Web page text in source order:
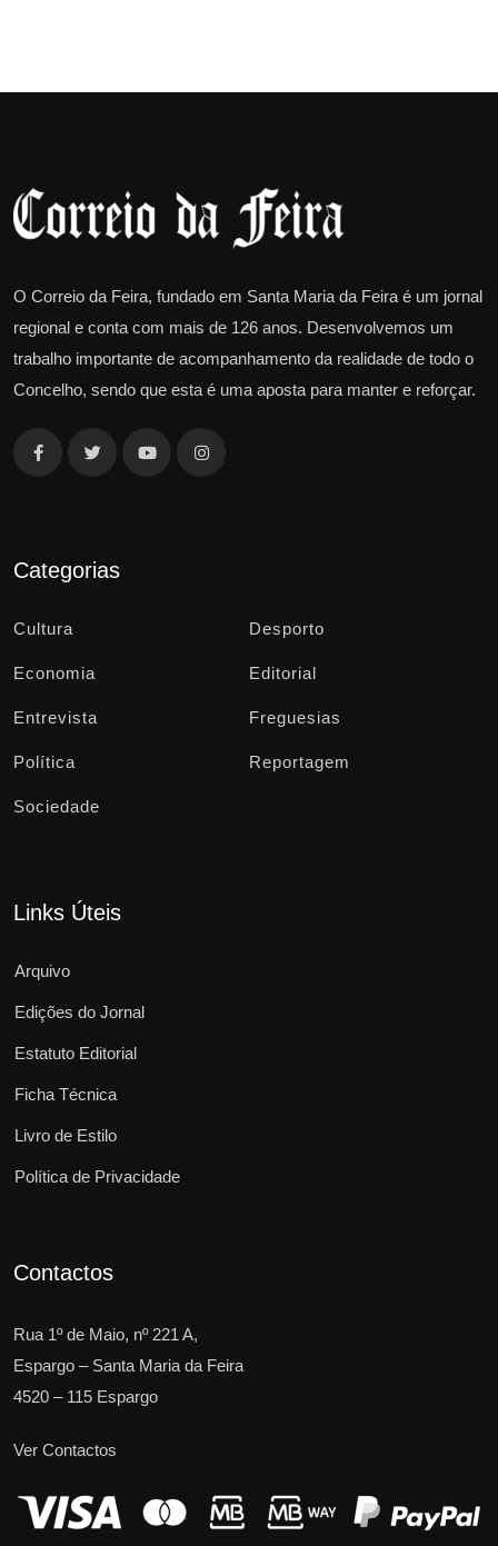
O Correio da Feira, fundado em Santa Maria da Feira é um jornal
regional e conta com mais de 126 anos. Desenvolvemos um
trabalho importante de acompanhamento da realidade de todo o
Concelho, sendo que esta é uma aposta para manter e reforçar.
Categorias
Cultura Desporto
Economia Editorial
Entrevista Freguesias
Política Reportagem
Sociedade
Links Úteis
Arquivo
Edições do Jornal
Estatuto Editorial
Ficha Técnica
Livro de Estilo
Política de Privacidade
Contactos
Rua 1º de Maio, nº 221 A,
Espargo – Santa Maria da Feira
4520 – 115 Espargo
Ver Contactos